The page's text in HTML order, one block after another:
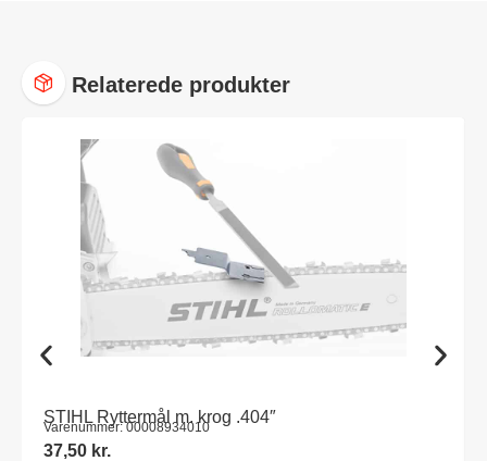
Relaterede produkter
STIHL Ryttermål m. krog .404″
Varenummer: 00008934010
37,50 kr.